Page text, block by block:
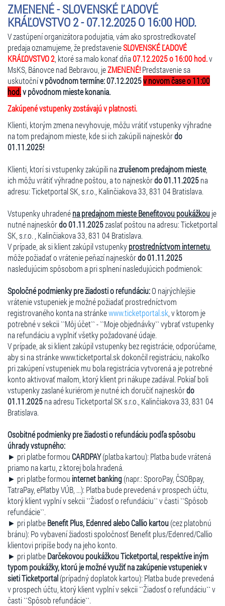
ZMENENÉ - SLOVENSKÉ ĽADOVÉ
KRÁĽOVSTVO 2 - 07.12.2025 O 16:00 HOD.
V zastúpení organizátora podujatia, vám ako sprostredkovateľ
predaja oznamujeme, že predstavenieSLOVENSKÉ ĽADOVÉ
KRÁĽOVSTVO 2 , ktoré sa malo konať dňa07.12.2025 o 16:00 hod.v
MsKS, Bánovce nad Bebravou, jeZMENENÉ!Predstavenie sa
uskutočnív pôvodnom termíne: 07.12.2025v novom čase o 11:00
hod.v pôvodnom mieste konania.
Zakúpené vstupenky zostávajú v platnosti.
Klienti, ktorým zmena nevyhovuje, môžu vrátiť vstupenky výhradne
na tom predajnom mieste, kde si ich zakúpili najneskôrdo
01.11.2025!
Klienti, ktorí si vstupenky zakúpili nazrušenom predajnom mieste,
ich môžu vrátiť výhradne poštou, a to najneskôrdo 01.11.2025na
adresu: Ticketportal SK, s.r.o., Kalinčiakova 33, 831 04 Bratislava.
Vstupenky uhradenéna predajnom mieste Benefitovou poukážkouje
nutné najneskôrdo 01.11.2025zaslať poštou na adresu: Ticketportal
SK, s.r.o. , Kalinčiakova 33, 831 04 Bratislava.
V prípade, ak si klient zakúpil vstupenkyprostredníctvom internetu
môže požiadať o vrátenie peňazí najneskôrdo 01.11.2025
nasledujúcim spôsobom a pri splnení nasledujúcich podmienok:
Spoločné podmienky pre žiadosti o refundáciu:O najrýchlejšie
vrátenie vstupeniek je možné požiadať prostredníctvom
registrovaného konta na stránkewww.ticketportal.sk , v ktorom je
potrebné v sekcii ``Môj účet`` - ``Moje objednávky`` vybrať vstupenky
na refundáciu a vyplniť všetky požadované údaje.
V prípade, ak si klient zakúpil vstupenky bez registrácie, odporúčame,
aby si na stránke www.ticketportal.sk dokončil registráciu, nakoľko
pri zakúpení vstupeniek mu bola registrácia vytvorená a je potrebné
konto aktivovať mailom, ktorý klient pri nákupe zadával. Pokiaľ boli
vstupenky zaslané kuriérom je nutné ich doručiť najneskôrdo
01.11.2025na adresu Ticketportal SK s.r.o., Kalinčiakova 33, 831 04
Bratislava.
Osobitné podmienky pre žiadosti o refundáciu podľa spôsobu
úhrady vstupného:
► pri platbe formouCARDPAY(platba kartou): Platba bude vrátená
priamo na kartu, z ktorej bola hradená.
► pri platbe formou internet banking(napr.: SporoPay, ČSOBpay,
TatraPay, ePlatby VÚB, ...): Platba bude prevedená v prospech účtu,
ktorý klient vyplní v sekcii ``Žiadosť o refundáciu`` v časti ``Spôsob
refundácie``.
► pri platbeBenefit Plus, Edenred alebo Callio kartou(cez platobnú
bránu): Po vybavení žiadosti spoločnosť Benefit plus/Edenred/Callio
klientovi pripíše body na jeho konto.
► pri platbeDarčekovou poukážkou Ticketportal, respektíve iným
typom poukážky, ktorú je možné využiť na zakúpenie vstupeniek v
sieti Ticketportal(prípadný doplatok kartou): Platba bude prevedená
v prospech účtu, ktorý klient vyplní v sekcii ``Žiadosť o refundáciu`` v
časti ``Spôsob refundácie``.